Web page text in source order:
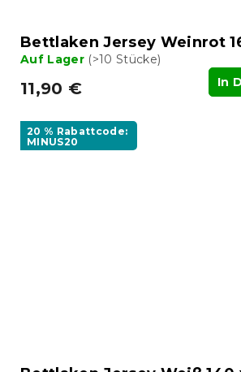
Bettlaken Jersey Weinrot
Auf Lager (>10 Stücke)
11,90 € In
20 % Rabattcode:
MINUS20